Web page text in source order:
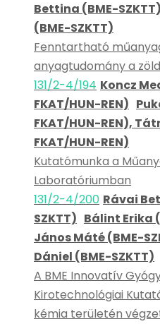
Bettina (BME-
(BME-SZKTT)
Fenntartható
anyagtudomány a
131/2-4/194 Koncz
FKAT/HUN-REN)
FKAT/HUN-REN),
FKAT/HUN-REN)
Kutatómunka a
Laboratóriumban
131/2-4/200 Rávai
SZKTT) Bálint Erika
János Máté (BME-
Dániel (BME-SZKTT)
A BME Innovatív
Kirotechnológiai
kémia területén